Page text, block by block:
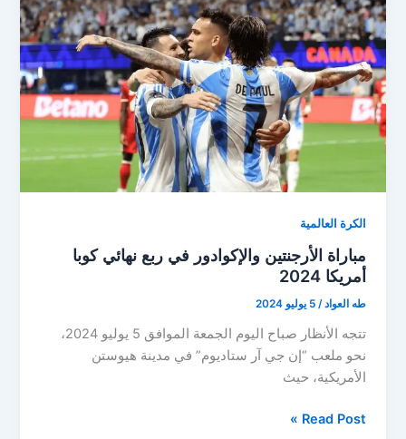
بعد
الفوز
على
الإكوادور
بركلات
الترجيح
الكرة العالمية
مباراة الأرجنتين والإكوادور في ربع نهائي كوبا
أمريكا 2024
طه العواد/5 يوليو 2024
تتجه الأنظار صباح اليوم الجمعة الموافق 5 يوليو 2024،
نحو ملعب “إن جي آر ستاديوم” في مدينة هيوستن
الأمريكية، حيث
مباراة
Read Post »